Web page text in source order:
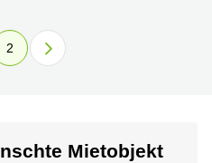
2
Mietobjekt